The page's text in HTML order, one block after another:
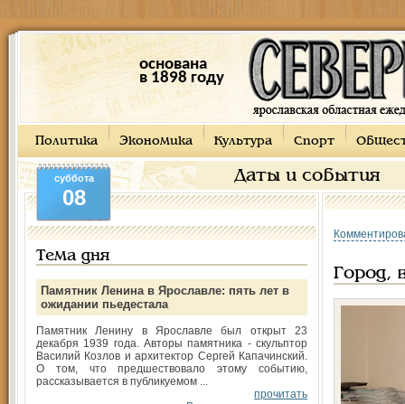
основана
в 1898 году
Политика Экономика Культура Спорт
Даты и события
суббота
08
Тема дня
Памятник Ленина в Ярославле: пять лет в
ожидании пьедестала
Памятник Ленину в Ярославле был открыт 23
декабря 1939 года. Авторы памятника - скульптор
Василий Козлов и архитектор Сергей Капачинский.
О том, что предшествовало этому событию,
рассказывается в публикуемом ...
прочитать
Город,